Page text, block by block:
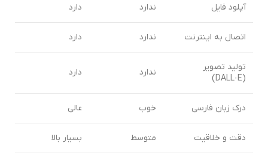
آپلود فایل ندارد دارد
اتصال به اینترنت ندارد دارد
تولید تصویر
(DALL·E)
ندارد دارد
درک زبان فارسی خوب عالی
دقت و خلاقیت متوسط بسیار بالا